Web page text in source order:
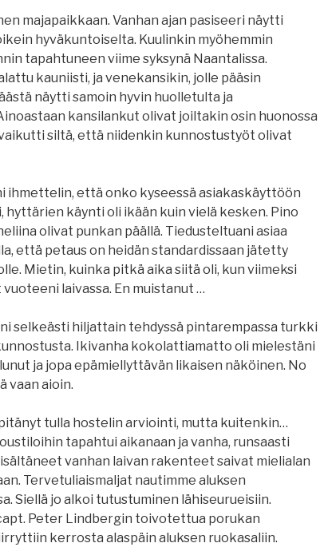
majapaikkaan. Vanhan ajan pasiseeri näytti
hyväkuntoiselta. Kuulinkin myöhemmin
tapahtuneen viime syksynä Naantalissa.
kauniisti, ja venekansikin, jolle pääsin
näytti samoin hyvin huolletulta ja
kansilankut olivat joiltakin osin huonossa
siltä, että niidenkin kunnostustyöt olivat
ihmettelin, että onko kyseessä asiakaskäyttöön
hyttärien käynti oli ikään kuin vielä kesken. Pino
olivat punkan päällä. Tiedusteltuani asiaa
että petaus on heidän standardissaan jätetty
Mietin, kuinka pitkä aika siitä oli, kun viimeksi
laivassa. En muistanut …
selkeästi hiljattain tehdyssä pintarempassa turkki
Ikivanha kokolattiamatto oli mielestäni
ja jopa epämiellyttävän likaisen näköinen. No
vaan aioin.
tulla hostelin arviointi, mutta kuitenkin…
tapahtui aikanaan ja vanha, runsaasti
vanhan laivan rakenteet saivat mielialan
Tervetuliaismaljat nautimme aluksen
Siellä jo alkoi tutustuminen lähiseurueisiin.
Peter Lindbergin toivotettua porukan
kerrosta alaspäin aluksen ruokasaliin.